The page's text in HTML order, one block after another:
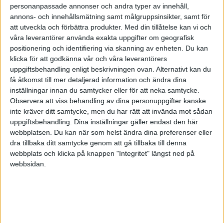
personanpassade annonser och andra typer av innehåll,
annons- och innehållsmätning samt målgruppsinsikter, samt för
att utveckla och förbättra produkter. Med din tillåtelse kan vi och
våra leverantörer använda exakta uppgifter om geografisk
positionering och identifiering via skanning av enheten. Du kan
klicka för att godkänna vår och våra leverantörers
uppgiftsbehandling enligt beskrivningen ovan. Alternativt kan du
få åtkomst till mer detaljerad information och ändra dina
inställningar innan du samtycker eller för att neka samtycke.
Observera att viss behandling av dina personuppgifter kanske
inte kräver ditt samtycke, men du har rätt att invända mot sådan
uppgiftsbehandling. Dina inställningar gäller endast den här
webbplatsen. Du kan när som helst ändra dina preferenser eller
dra tillbaka ditt samtycke genom att gå tillbaka till denna
webbplats och klicka på knappen "Integritet" längst ned på
webbsidan.
FAKTA